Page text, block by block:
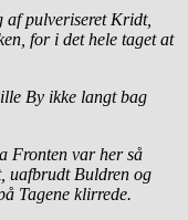
af pulveriseret Kridt,
for i det hele taget at
By ikke langt bag
Fronten var her så
uafbrudt Buldren og
Tagene klirrede.